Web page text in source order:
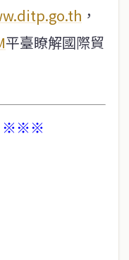
，
平臺瞭解國際貿
※※※